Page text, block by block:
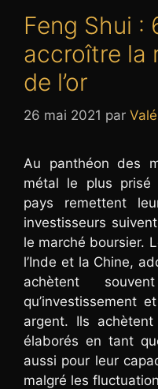
Feng Shui :
accroître la
de l’or
26 mai 2021 par
Au panthéon des
métal le plus prisé
pays remettent
investisseurs
le marché boursier.
l’Inde et la Chine,
achètent
qu’investissement
argent. Ils
élaborés en tant
aussi pour leur
malgré les